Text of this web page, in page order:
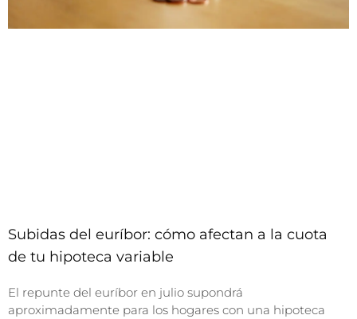
Subidas del euríbor: cómo afectan a la cuota
de tu hipoteca variable
El repunte del euríbor en julio supondrá
aproximadamente para los hogares con una hipoteca